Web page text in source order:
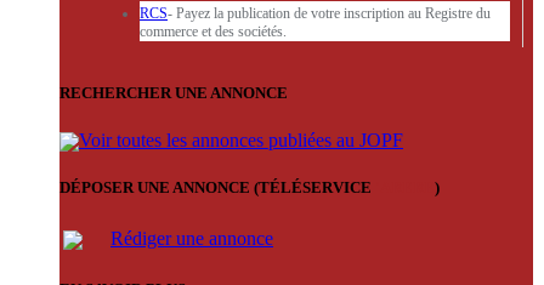
RCS- Payez la publication de votre inscription au Registre du
commerce et des sociétés.
RECHERCHER UNE ANNONCE
Voir toutes les annonces publiées au JOPF
DÉPOSER UNE ANNONCE (TÉLÉSERVICE )
Rédiger une annonce